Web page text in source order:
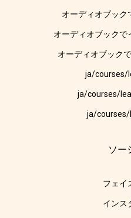
オーディオブック
オーディオブックで
オーディオブック
ja/courses/
ja/courses/
ja/courses/
ソー
フェイ
インス